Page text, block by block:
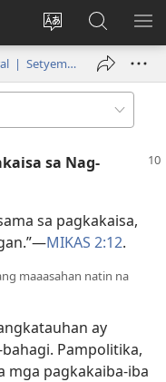
Baguhin
ng
Mag-
log
(may
bubukas
window)
sa
JW.ORG
Ang Bantayan—Edisyon Para sa Pag-aaral | Setyembre 15, 1984
sa Nag-
sa pagkakaisa,
MIKAS 2:12.
maaasahan natin na
ay
Pampolitika,
mga pagkakaiba-iba